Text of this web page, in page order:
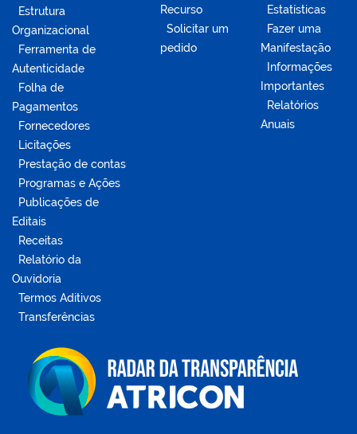
Estrutura
Organizacional
Ferramenta de
Autenticidade
Folha de
Pagamentos
Fornecedores
Licitações
Prestação de contas
Programas e Ações
Publicações de
Editais
Receitas
Relatório da
Ouvidoria
Termos Aditivos
Transferências
Recurso
Solicitar um
pedido
Estatísticas
Fazer uma
Manifestação
Informações
Importantes
Relatórios
Anuais